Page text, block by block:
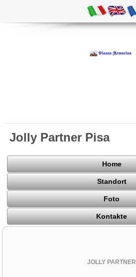
Jolly Partner Pisa
Home
Standort
Foto
Kontakte
JOLLY PARTNER